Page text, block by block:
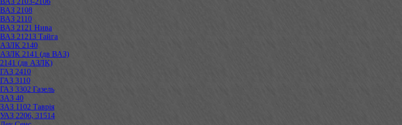
ВАЗ 2108
ВАЗ 2110
ВАЗ 2121 Нива
ВАЗ 21213 Тайга
АЗЛК 2140
АЗЛК 2141 (дв ВАЗ)
2141 (дв АЗЛК)
ГАЗ 2410
ГАЗ 3110
ГАЗ 3302 Газель
ЗАЗ 40
ЗАЗ 1102 Таврія
УАЗ 2206, 31514